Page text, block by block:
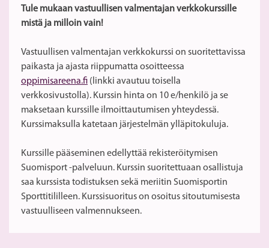
Tule mukaan vastuullisen valmentajan verkkokurssille
mistä ja milloin vain!
Vastuullisen valmentajan verkkokurssi on suoritettavissa
paikasta ja ajasta riippumatta osoitteessa
oppimisareena.fi (linkki avautuu toisella
verkkosivustolla). Kurssin hinta on 10 e/henkilö ja se
maksetaan kurssille ilmoittautumisen yhteydessä.
Kurssimaksulla katetaan järjestelmän ylläpitokuluja.
Kurssille pääseminen edellyttää rekisteröitymisen
Suomisport -palveluun. Kurssin suoritettuaan osallistuja
saa kurssista todistuksen sekä meriitin Suomisportin
Sporttitililleen. Kurssisuoritus on osoitus sitoutumisesta
vastuulliseen valmennukseen.